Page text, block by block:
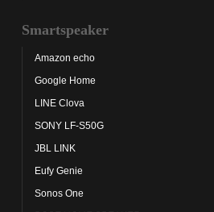
Smartspeaker
Amazon echo
Google Home
LINE Clova
SONY LF-S50G
JBL LINK
Eufy Genie
Sonos One